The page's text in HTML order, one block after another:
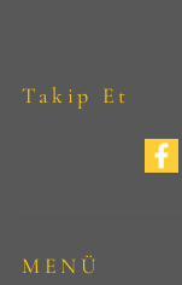
Takip Et
MENÜ